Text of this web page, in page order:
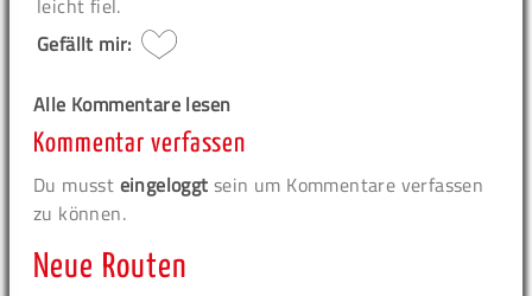
leicht fiel.
Gefällt mir:
Alle Kommentare lesen
Kommentar verfassen
Du musst eingeloggt sein um Kommentare verfassen
zu können.
Neue Routen